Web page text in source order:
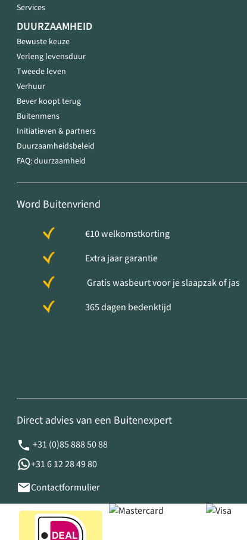
Services
DUURZAAMHEID
Bewuste keuze
Verleng levensduur
Tweede leven
Verhuur
Bever koopt terug
Buitenmens
Initiatieven & partners
Duurzaamheidsbeleid
FAQ: duurzaamheid
Word Buitenvriend
€10 welkomstkorting
Extra jaar garantie
Gratis wasbeurt voor je slaapzak of jas
365 dagen bedenktijd
Direct advies van een Buitenexpert
+31 (0)85 888 50 88
+31 6 12 28 49 80
Contactformulier